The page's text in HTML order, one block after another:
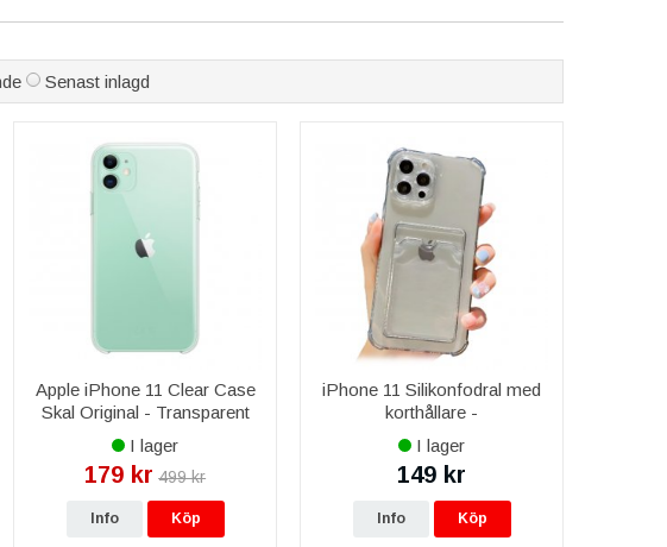
Senast inlagd
Apple iPhone 11 Clear Case
Skal Original - Transparent
I lager
179 kr 499 kr
Info Köp
iPhone 11 Silikonfodral med
korthållare -
Svart/Transparent
I lager
149 kr
Info Köp